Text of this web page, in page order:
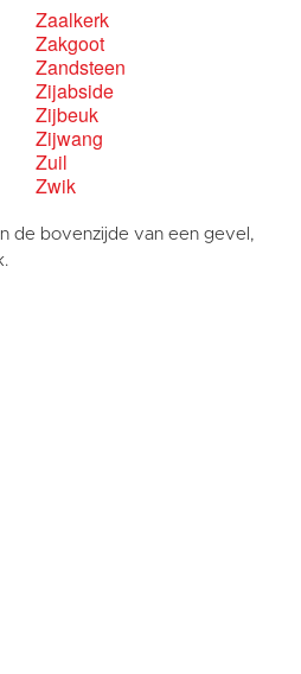
Zaalkerk
Zakgoot
Zandsteen
Zijabside
Zijbeuk
Zijwang
Zuil
Zwik
de bovenzijde van een gevel,